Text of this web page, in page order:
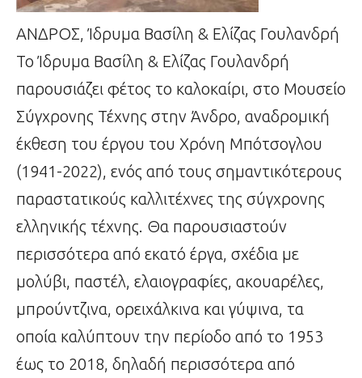
ΑΝΔΡΟΣ, Ίδρυμα Βασίλη & Ελίζας Γουλανδρή
Το Ίδρυμα Βασίλη & Ελίζας Γουλανδρή
παρουσιάζει φέτος το καλοκαίρι, στο Μουσείο
Σύγχρονης Τέχνης στην Άνδρο, αναδρομική
έκθεση του έργου του Χρόνη Μπότσογλου
(1941-2022), ενός από τους σημαντικότερους
παραστατικούς καλλιτέχνες της σύγχρονης
ελληνικής τέχνης. Θα παρουσιαστούν
περισσότερα από εκατό έργα, σχέδια με
μολύβι, παστέλ, ελαιογραφίες, ακουαρέλες,
μπρούντζινα, ορειχάλκινα και γύψινα, τα
οποία καλύπτουν την περίοδο από το 1953
έως το 2018, δηλαδή περισσότερα από